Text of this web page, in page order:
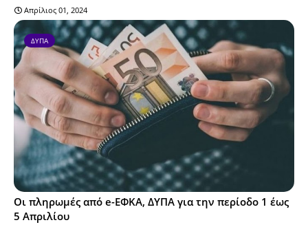
Απρίλιος 01, 2024
ΔΥΠΑ
Οι πληρωμές από e-ΕΦΚΑ, ΔΥΠΑ για την περίοδο 1 έως
5 Απριλίου